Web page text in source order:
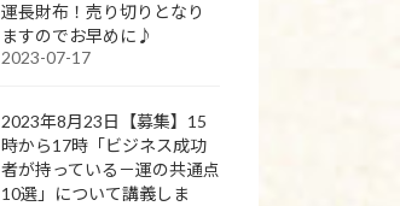
運長財布！売り切りとなり
ますのでお早めに♪
2023-07-17
2023年8月23日【募集】15
時から17時「ビジネス成功
者が持っている－運の共通点
10選」について講義しま